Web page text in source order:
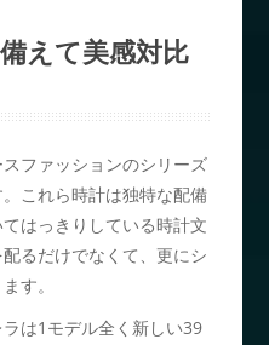
えて美感対比
ファッションのシリーズ
これら時計は独特な配備
はっきりしている時計文
るだけでなくて、更にシ
す。
は1モデル全く新しい39